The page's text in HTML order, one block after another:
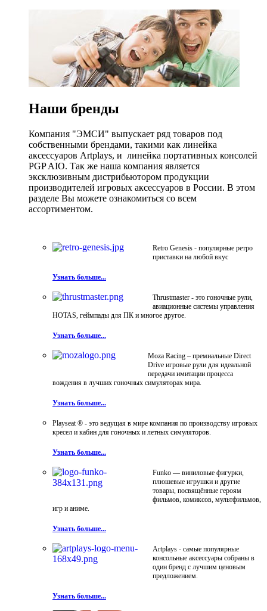
Наши бренды
Компания "ЭМСИ" выпускает ряд товаров под
собственными брендами, такими как линейка
аксессуаров Artplays, и линейка портативных консолей
PGP AIO. Так же наша компания является
эксклюзивным дистрибьютором продукции
производителей игровых аксессуаров в России. В этом
разделе Вы можете ознакомиться со всем
ассортиментом.
Retro Genesis - популярные ретро
приставки на любой вкус
Узнать больше...
Thrustmaster - это гоночные рули,
авиационные системы управления
HOTAS, геймпады для ПК и многое другое.
Узнать больше...
Moza Racing – премиальные Direct
Drive игровые рули для идеальной
передачи имитации процесса
вождения в лучших гоночных симуляторах мира.
Узнать больше...
Playseat ® - это ведущая в мире компания по производству игровых
кресел и кабин для гоночных и летных симуляторов.
Узнать больше...
Funko — виниловые фигурки,
плюшевые игрушки и другие
товары, посвящённые героям
фильмов, комиксов, мультфильмов,
игр и аниме.
Узнать больше...
Artplays - самые популярные
консольные аксессуары собраны в
один бренд с лучшим ценовым
предложением.
Узнать больше...